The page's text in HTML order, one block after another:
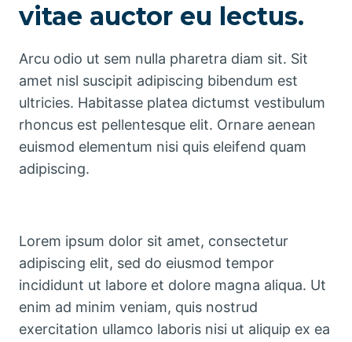
vitae auctor eu lectus.
Arcu odio ut sem nulla pharetra diam sit. Sit
amet nisl suscipit adipiscing bibendum est
ultricies. Habitasse platea dictumst vestibulum
rhoncus est pellentesque elit. Ornare aenean
euismod elementum nisi quis eleifend quam
adipiscing.
Lorem ipsum dolor sit amet, consectetur
adipiscing elit, sed do eiusmod tempor
incididunt ut labore et dolore magna aliqua. Ut
enim ad minim veniam, quis nostrud
exercitation ullamco laboris nisi ut aliquip ex ea